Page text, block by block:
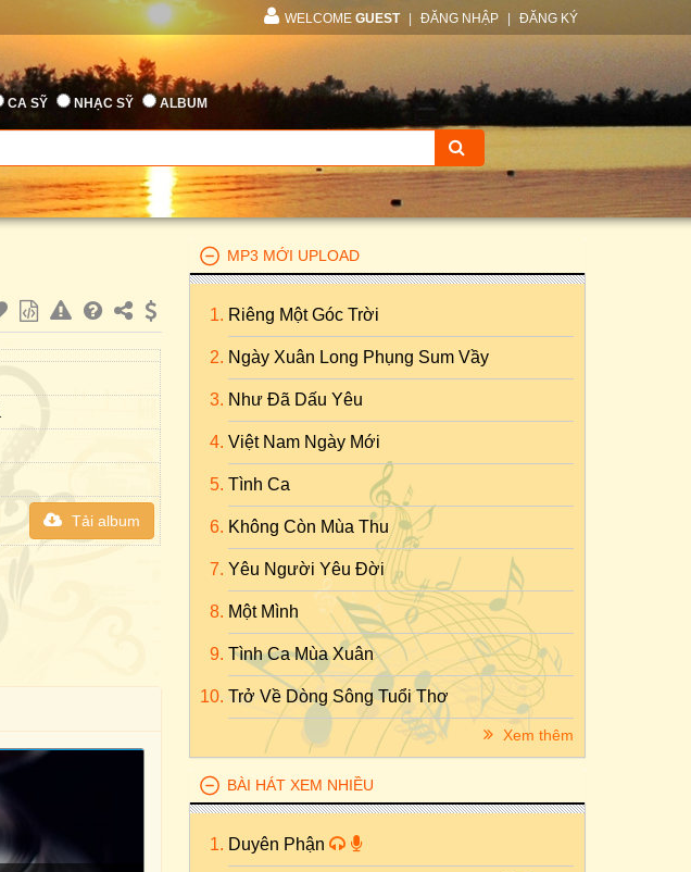
WELCOME GUEST ĐĂNG NHẬP ĐĂNG KÝ
CA SỸ NHẠC SỸ ALBUM
Tải album
MP3 MỚI UPLOAD
Riêng Một Góc Trời
Ngày Xuân Long Phụng Sum Vầy
Như Đã Dấu Yêu
Việt Nam Ngày Mới
Tình Ca
Không Còn Mùa Thu
Yêu Người Yêu Đời
Một Mình
Tình Ca Mùa Xuân
Trở Về Dòng Sông Tuổi Thơ
Xem thêm
BÀI HÁT XEM NHIỀU
Duyên Phận